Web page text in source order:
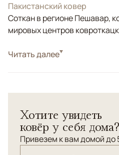
Пакистанский ковер
Соткан в регионе Пешавар,
мировых центров
СтильКлассические
технологий
крутки.
Читать далее
Хотите увидеть
ковёр у себя дома?
Привезем к вам домой до